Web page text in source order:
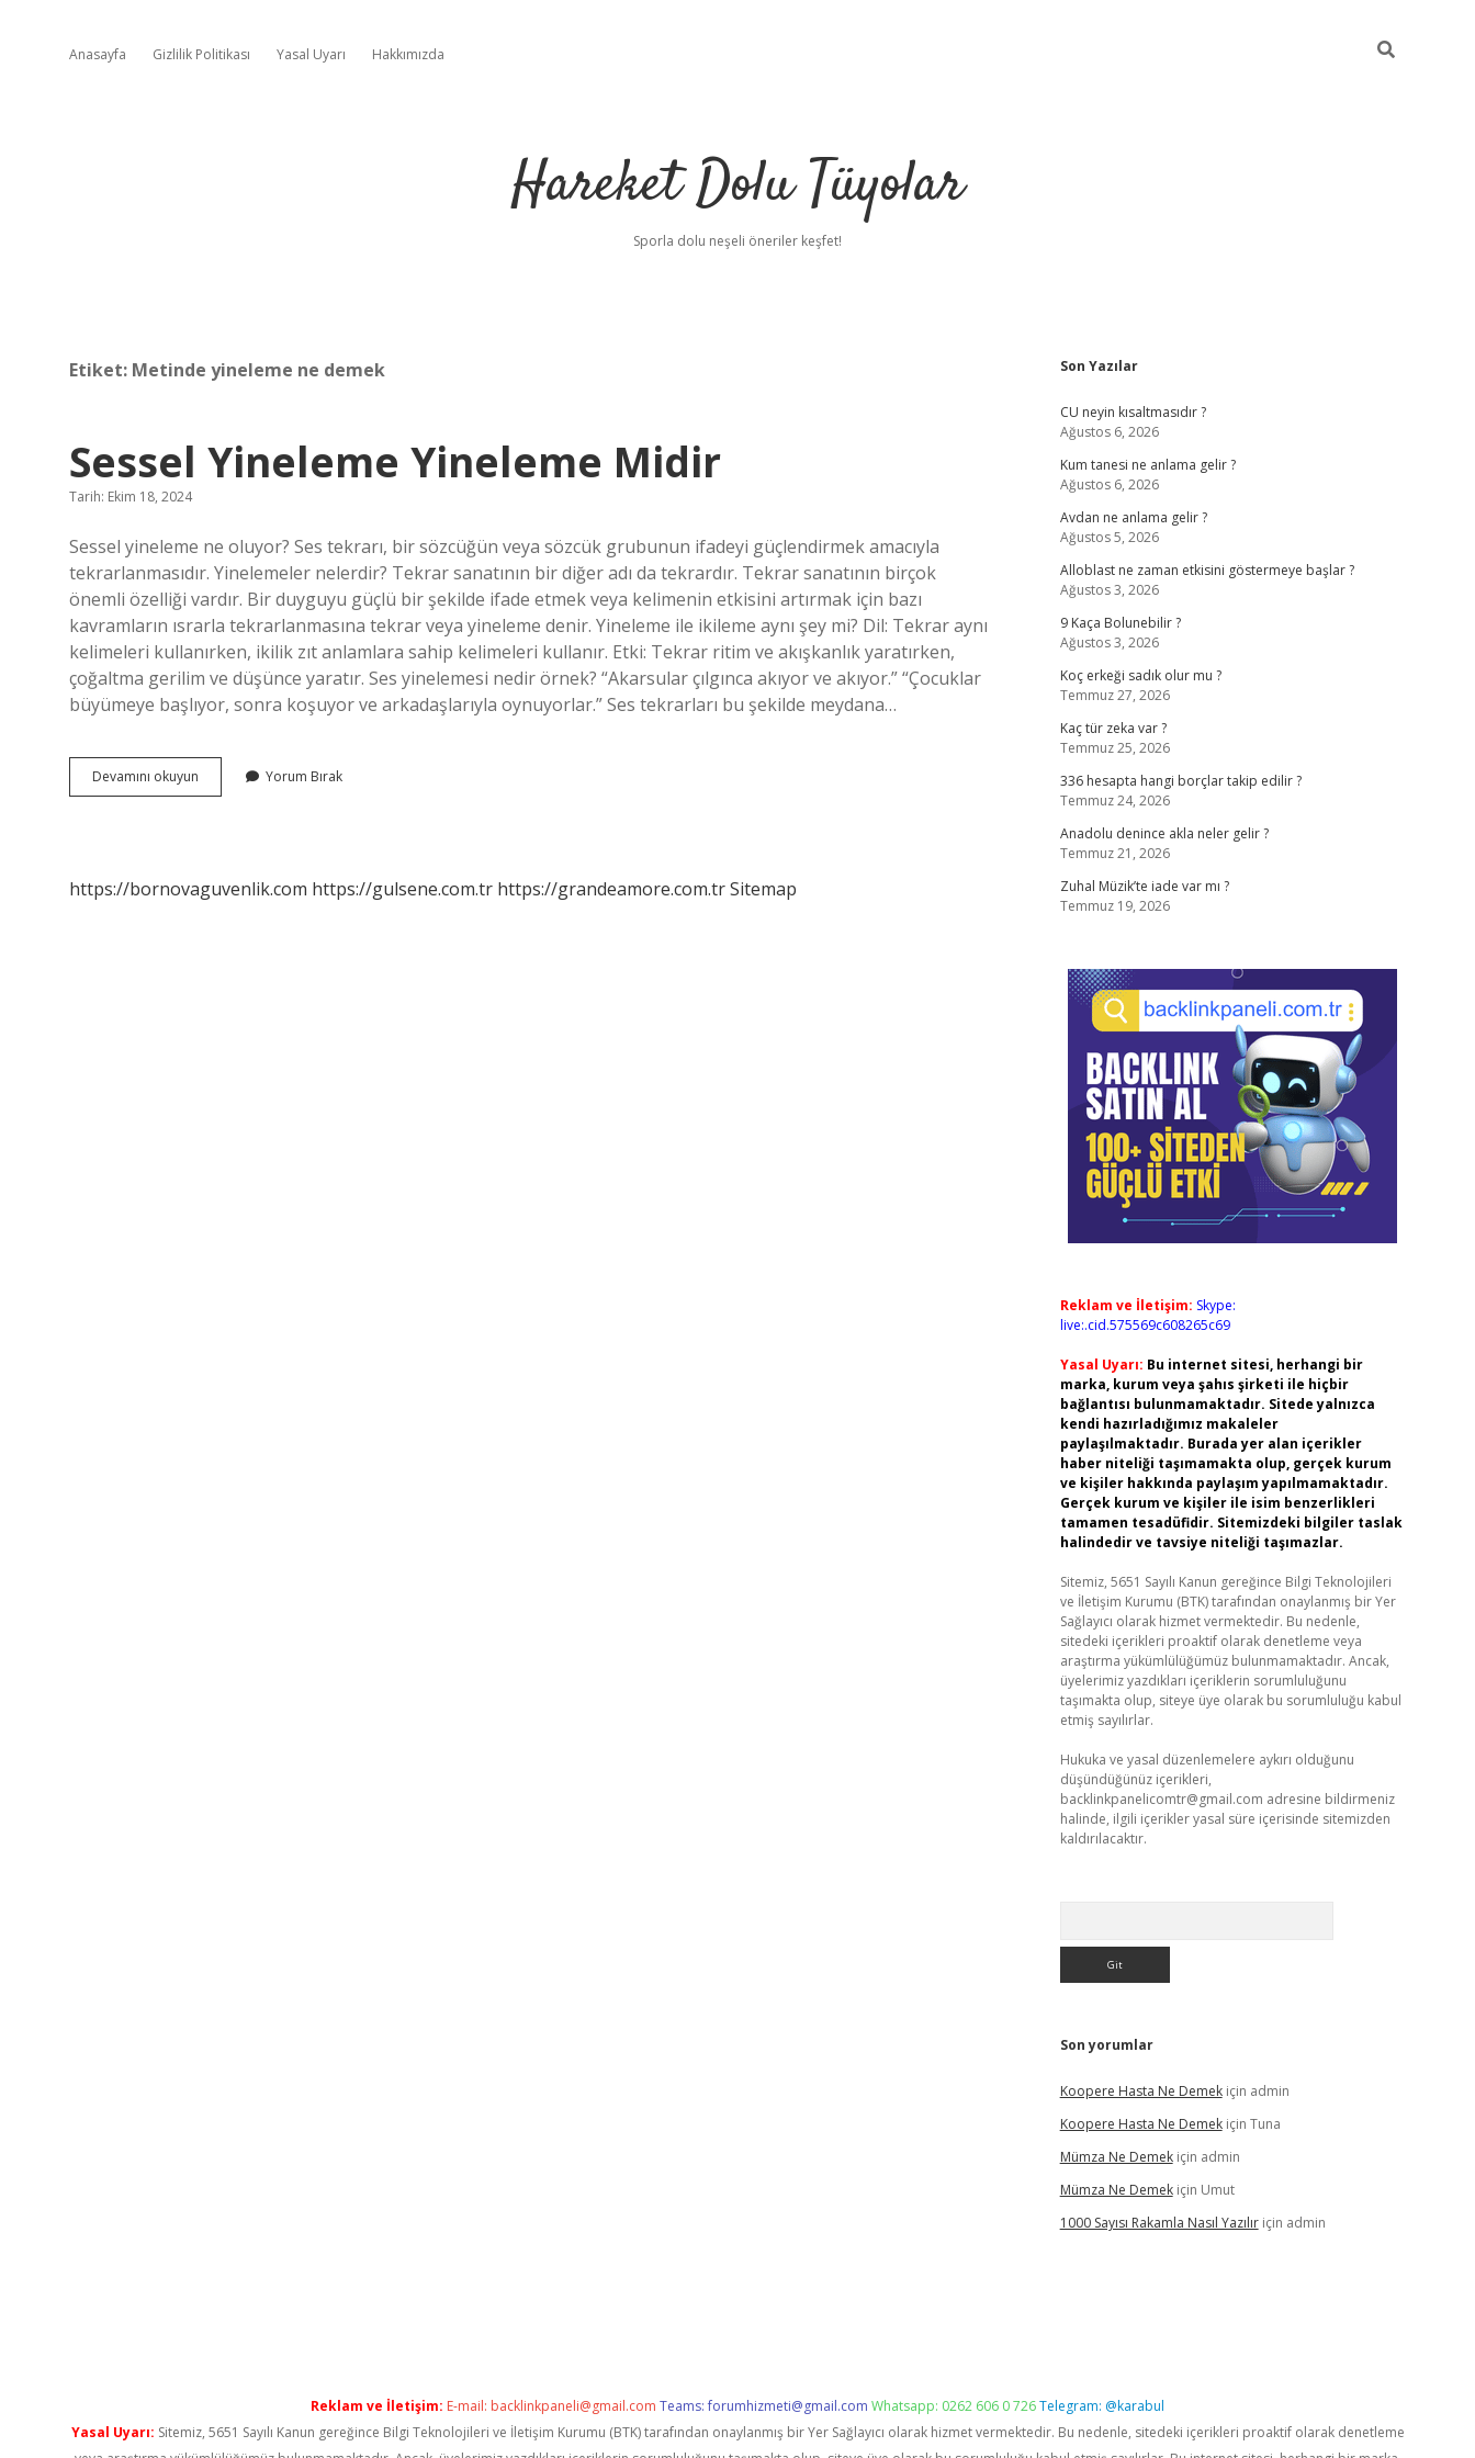
Anasayfa Gizlilik Politikası Yasal Uyarı Hakkımızda
Hareket Dolu Tüyolar
Sporla dolu neşeli öneriler keşfet!
Etiket: Metinde yineleme ne demek
Sessel Yineleme Yineleme Midir
Tarih: Ekim 18, 2024
Sessel yineleme ne oluyor? Ses tekrarı, bir sözcüğün veya sözcük grubunun ifadeyi güçlendirmek amacıyla
tekrarlanmasıdır. Yinelemeler nelerdir? Tekrar sanatının bir diğer adı da tekrardır. Tekrar sanatının birçok
önemli özelliği vardır. Bir duyguyu güçlü bir şekilde ifade etmek veya kelimenin etkisini artırmak için bazı
kavramların ısrarla tekrarlanmasına tekrar veya yineleme denir. Yineleme ile ikileme aynı şey mi? Dil: Tekrar aynı
kelimeleri kullanırken, ikilik zıt anlamlara sahip kelimeleri kullanır. Etki: Tekrar ritim ve akışkanlık yaratırken,
çoğaltma gerilim ve düşünce yaratır. Ses yinelemesi nedir örnek? “Akarsular çılgınca akıyor ve akıyor.” “Çocuklar
büyümeye başlıyor, sonra koşuyor ve arkadaşlarıyla oynuyorlar.” Ses tekrarları bu şekilde meydana…
Devamını okuyun
Yineleme
Yorum Bırak
https://bornovaguvenlik.com https://gulsene.com.tr https://grandeamore.com.trSitemap
Sidebar
Son Yazılar
CU neyin kısaltmasıdır ?
Ağustos 6, 2026
Kum tanesi ne anlama gelir ?
Ağustos 6, 2026
Avdan ne anlama gelir ?
Ağustos 5, 2026
Alloblast ne zaman etkisini göstermeye başlar ?
Ağustos 3, 2026
9 Kaça Bolunebilir ?
Ağustos 3, 2026
Koç erkeği sadık olur mu ?
Temmuz 27, 2026
Kaç tür zeka var ?
Temmuz 25, 2026
336 hesapta hangi borçlar takip edilir ?
Temmuz 24, 2026
Anadolu denince akla neler gelir ?
Temmuz 21, 2026
Zuhal Müzik’te iade var mı ?
Temmuz 19, 2026
Reklam ve İletişim: Skype:
live:.cid.575569c608265c69
Yasal Uyarı: Bu internet sitesi, herhangi bir
marka, kurum veya şahıs şirketi ile hiçbir
bağlantısı bulunmamaktadır. Sitede yalnızca
kendi hazırladığımız makaleler
paylaşılmaktadır. Burada yer alan içerikler
haber niteliği taşımamakta olup, gerçek kurum
ve kişiler hakkında paylaşım yapılmamaktadır.
Gerçek kurum ve kişiler ile isim benzerlikleri
tamamen tesadüfidir. Sitemizdeki bilgiler taslak
halindedir ve tavsiye niteliği taşımazlar.
Sitemiz, 5651 Sayılı Kanun gereğince Bilgi Teknolojileri
ve İletişim Kurumu (BTK) tarafından onaylanmış bir Yer
Sağlayıcı olarak hizmet vermektedir. Bu nedenle,
sitedeki içerikleri proaktif olarak denetleme veya
araştırma yükümlülüğümüz bulunmamaktadır. Ancak,
üyelerimiz yazdıkları içeriklerin sorumluluğunu
taşımakta olup, siteye üye olarak bu sorumluluğu kabul
etmiş sayılırlar.
Hukuka ve yasal düzenlemelere aykırı olduğunu
düşündüğünüz içerikleri,
backlinkpanelicomtr@gmail.com adresine bildirmeniz
halinde, ilgili içerikler yasal süre içerisinde sitemizden
kaldırılacaktır.
Son yorumlar
Koopere Hasta Ne Demekiçin admin
Koopere Hasta Ne Demekiçin Tuna
Mümza Ne Demekiçin admin
Mümza Ne Demekiçin Umut
1000 Sayısı Rakamla Nasıl Yazılıriçin admin
Reklam ve İletişim: E-mail: backlinkpaneli@gmail.com Teams:forumhizmeti@gmail.com Whatsapp: 0262 606 0 726Telegram: @karabul
Yasal Uyarı: Sitemiz, 5651 Sayılı Kanun gereğince Bilgi Teknolojileri ve İletişim Kurumu (BTK) tarafından onaylanmış bir Yer Sağlayıcı olarak hizmet vermektedir. Bu nedenle, sitedeki içerikleri proaktif olarak denetleme